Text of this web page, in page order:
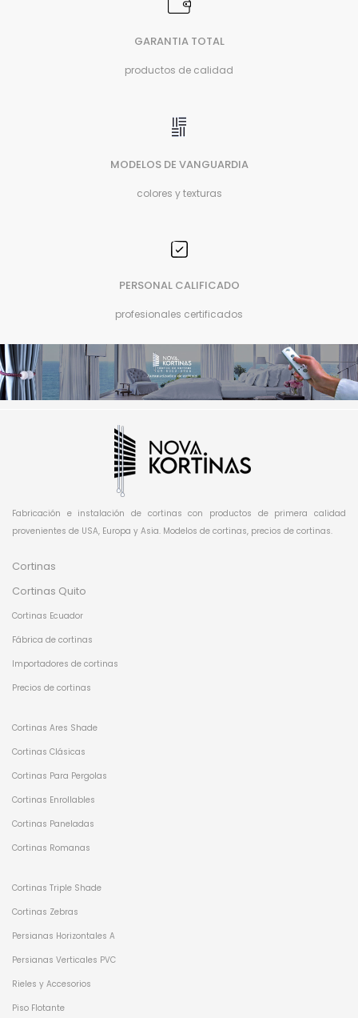
GARANTIA TOTAL
productos de calidad
MODELOS DE VANGUARDIA
colores y texturas
PERSONAL CALIFICADO
profesionales certificados
Fabricación e instalación de cortinas con productos de primera calidad
provenientes de USA, Europa y Asia. Modelos de cortinas, precios de cortinas.
Cortinas
Cortinas Quito
Cortinas Ecuador
Fábrica de cortinas
Importadores de cortinas
Precios de cortinas
Cortinas Ares Shade
Cortinas Clásicas
Cortinas Para Pergolas
Cortinas Enrollables
Cortinas Paneladas
Cortinas Romanas
Cortinas Triple Shade
Cortinas Zebras
Persianas Horizontales A
Persianas Verticales PVC
Rieles y Accesorios
Piso Flotante